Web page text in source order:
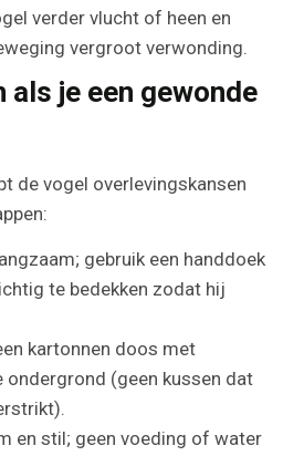
verder vlucht of heen en
vergroot verwonding.
je een gewonde
de vogel overlevingskansen
gebruik een handdoek
te bedekken zodat hij
kartonnen doos met
ondergrond (geen kussen dat
en stil; geen voeding of water